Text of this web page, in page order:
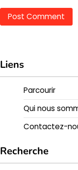
Liens
Parcourir
Qui nous
Contactez-
Recherche